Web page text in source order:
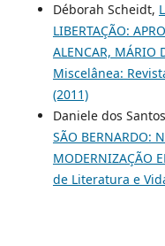
Déborah Scheidt,
LIBERTAÇÃO:
ALENCAR, MÁRIO
Miscelânea:
(2011)
Daniele dos
SÃO BERNARDO:
MODERNIZAÇÃO
de Literatura e